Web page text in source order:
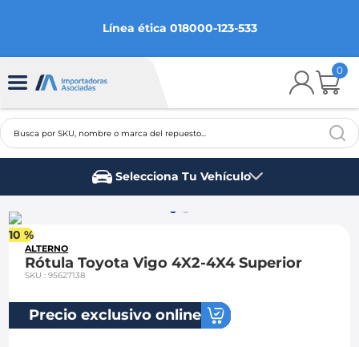
Línea ética 018000-123-533
0
Busca por SKU, nombre o marca del repuesto...
Selecciona Tu Vehículo
10 %
ALTERNO
Rótula Toyota Vigo 4X2-4X4 Superior
SKU:95627138
Precio exclusivo online
2
3.
spark gt
ford fiesta
5.
optra
6.
mazda 3